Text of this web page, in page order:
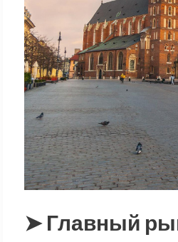
➤ Главный